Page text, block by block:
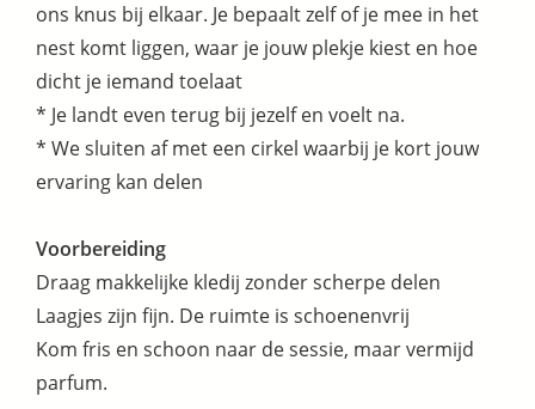
ons knus bij elkaar. Je bepaalt zelf of je mee in het
nest komt liggen, waar je jouw plekje kiest en hoe
dicht je iemand toelaat
* Je landt even terug bij jezelf en voelt na.
* We sluiten af met een cirkel waarbij je kort jouw
ervaring kan delen
Voorbereiding
Draag makkelijke kledij zonder scherpe delen
Laagjes zijn fijn. De ruimte is schoenenvrij
Kom fris en schoon naar de sessie, maar vermijd
parfum.